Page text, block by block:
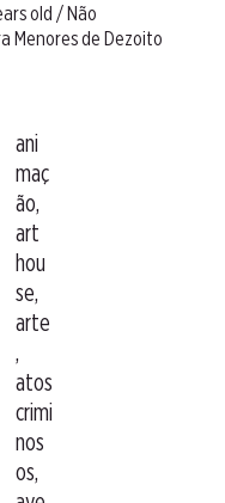
old / Não
Menores de Dezoito
ani
maç
ão,
art
hou
se,
arte
,
atos
crimi
nos
os,